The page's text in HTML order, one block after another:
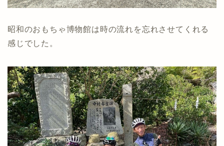
昭和のおもちゃ博物館は時の流れを忘れさせてくれる
感じでした。